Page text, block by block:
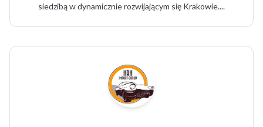
siedzibą w dynamicznie rozwijającym się Krakowie....